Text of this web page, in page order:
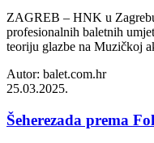
ZAGREB – HNK u
profesionalnih baletnih
teoriju glazbe na Muzičkoj
Autor: balet.com.hr
25.03.2025.
Šeherezada prema